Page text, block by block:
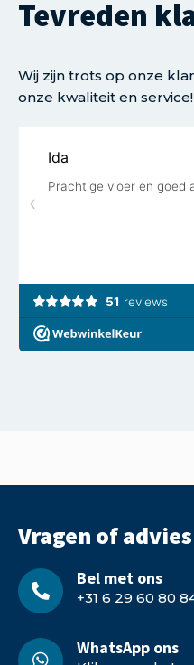
Tevreden
Wij zijn trots op onze
onze kwaliteit en service!
Vragen of
Bel met ons
+31 6 29 60 80
WhatsApp ons